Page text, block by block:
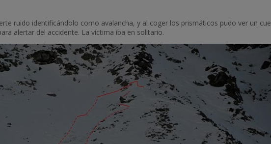
ruido identificándolo como avalancha, y al coger los prismáticos pudo ver un
alertar del accidente. La víctima iba en solitario.